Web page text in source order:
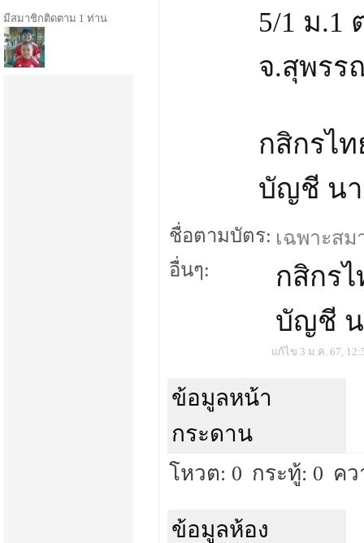
5/1 ม.1
จ.สุพรร
กสิกรไ
บัญชี นา
ชื่อตามบัตร: เฉพาะส
อื่นๆ:
กสิกร
บัญชี น
แก้ไข 3 ม.ค. 67,
ข้อมูลหน้า
กระดาน
โหวต: 0 กระทู้: 0 คว
ข้อมูลห้อง
มีสมาชิกติดตาม 1 ท่าน